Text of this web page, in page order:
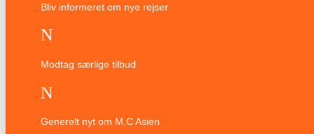
Bliv informeret om nye rejser
N
Modtag særlige tilbud
N
Generelt nyt om M.C Asien